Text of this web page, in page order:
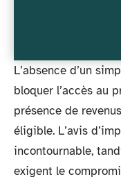
L’absence d’un
bloquer l’accès au
présence de
éligible. L’avis
incontournable,
exigent le